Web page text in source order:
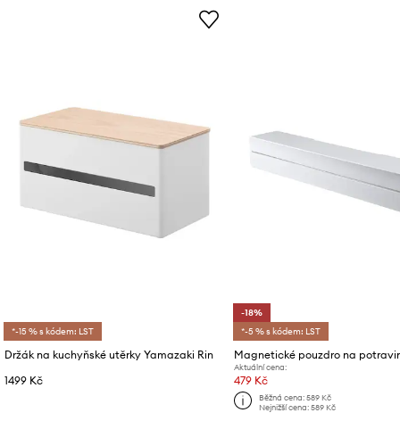
*-15 % s kódem: LST
Držák na kuchyňské utěrky Yamazaki Rin
1499 Kč
-18%
*-5 % s kódem: LST
Aktuální cena:
479 Kč
Běžná cena:589 Kč
Nejnižší cena:589 Kč